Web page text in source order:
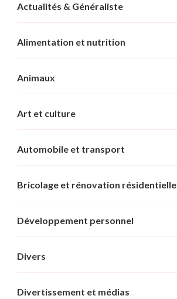
Actualités & Généraliste
Alimentation et nutrition
Animaux
Art et culture
Automobile et transport
Bricolage et rénovation résidentielle
Développement personnel
Divers
Divertissement et médias